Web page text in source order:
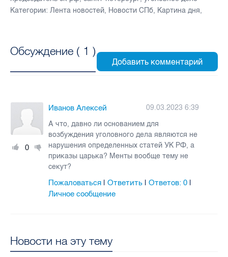
Категории: Лента новостей, Новости СПб, Картина дня,
Обсуждение ( 1 )
0
Иванов Алексей
09.03.2023 6:39
А что, давно ли основанием для
возбуждения уголовного дела являются не
нарушения определенных статей УК РФ, а
приказы царька? Менты вообще тему не
секут?
Пожаловаться |Ответить |Ответов:0
Личное сообщение
Новости на эту тему